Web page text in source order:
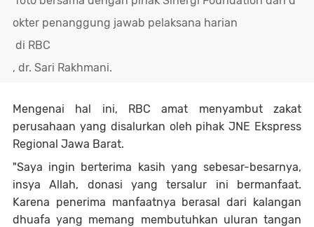
okter penanggung jawab pelaksana harian
di RBC
, dr. Sari Rakhmani.
Mengenai hal ini, RBC amat menyambut zakat
perusahaan yang disalurkan oleh pihak JNE Ekspress
Regional Jawa Barat.
"Saya ingin berterima kasih yang sebesar-besarnya,
insya Allah, donasi yang tersalur ini bermanfaat.
Karena penerima manfaatnya berasal dari kalangan
dhuafa yang memang membutuhkan uluran tangan